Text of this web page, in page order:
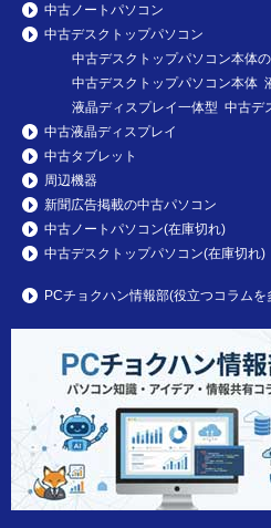
中古ノートパソコン
中古デスクトップパソコン
中古デスクトップパソコン本体
中古デスクトップパソコン本体
液晶ディスプレイ一体型 中古デ
中古液晶ディスプレイ
中古タブレット
周辺機器
新聞広告掲載の中古パソコン
中古ノートパソコン(在庫切れ)
中古デスクトップパソコン(在庫切れ)
PCチョクハン情報部(役立つコラムを